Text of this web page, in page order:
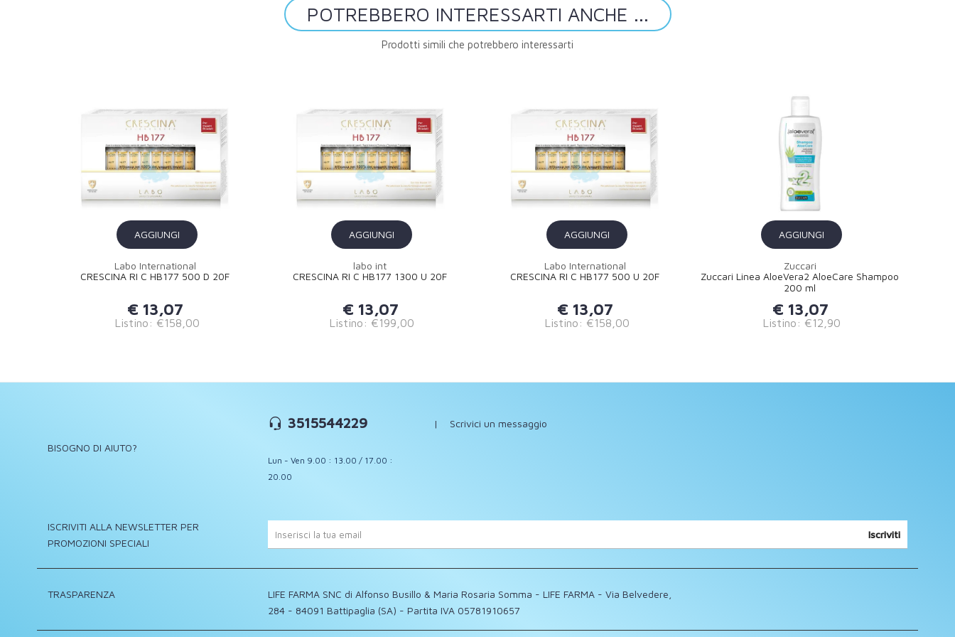
POTREBBERO INTERESSARTI ANCHE ...
Prodotti simili che potrebbero interessarti
AGGIUNGI
Labo International
CRESCINA RI C HB177 500 D 20F
€ 13,07
Listino: €158,00
AGGIUNGI
labo int
CRESCINA RI C HB177 1300 U 20F
€ 13,07
Listino: €199,00
AGGIUNGI
Labo International
CRESCINA RI C HB177 500 U 20F
€ 13,07
Listino: €158,00
AGGIUNGI
Zuccari
Zuccari Linea AloeVera2 AloeCare Shampoo
200 ml
€ 13,07
Listino: €12,90
BISOGNO DI AIUTO?
3515544229
Lun - Ven 9.00 : 13.00 / 17.00 :
20.00
| Scrivici un messaggio
ISCRIVITI ALLA NEWSLETTER PER
PROMOZIONI SPECIALI
Iscriviti
TRASPARENZA
LIFE FARMA SNC di Alfonso Busillo & Maria Rosaria Somma - LIFE FARMA - Via Belvedere,
284 - 84091 Battipaglia (SA) - Partita IVA 05781910657